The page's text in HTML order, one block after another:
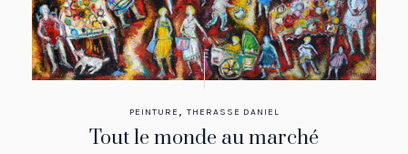
PEINTURE , THERASSE DANIEL
Tout le monde au marché